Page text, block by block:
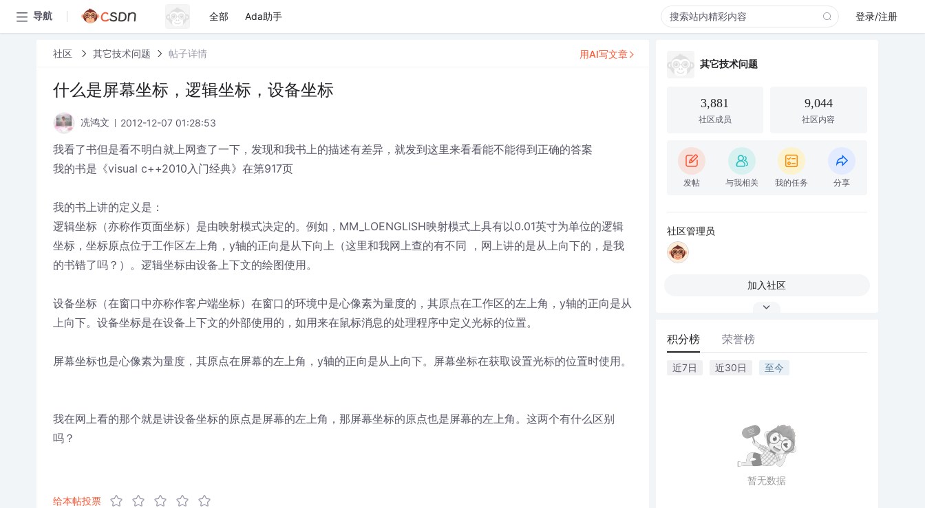
导航 全部 Ada助手 登录/注册
社区 其它技术问题 帖子详情
什么是屏幕坐标，逻辑坐标，设备坐标
冼鸿文 2012-12-07 01:28:53
我看了书但是看不明白就上网查了一下，发现和我书上的描述有差异，就发到这里来看看能不能得到正确的答案
我的书是《visual c++2010入门经典》在第917页
我的书上讲的定义是：
逻辑坐标（亦称作页面坐标）是由映射模式决定的。例如，MM_LOENGLISH映射模式上具有以0.01英寸为单位的逻辑
坐标，坐标原点位于工作区左上角，y轴的正向是从下向上（这里和我网上查的有不同 ，网上讲的是从上向下的，是我
的书错了吗？）。逻辑坐标由设备上下文的绘图使用。
设备坐标（在窗口中亦称作客户端坐标）在窗口的环境中是心像素为量度的，其原点在工作区的左上角，y轴的正向是从
上向下。设备坐标是在设备上下文的外部使用的，如用来在鼠标消息的处理程序中定义光标的位置。
屏幕坐标也是心像素为量度，其原点在屏幕的左上角，y轴的正向是从上向下。屏幕坐标在获取设置光标的位置时使用。
我在网上看的那个就是讲设备坐标的原点是屏幕的左上角，那屏幕坐标的原点也是屏幕的左上角。这两个有什么区别
吗？
给本帖投票
用AI写文章
其它技术问题
3,881
社区成员
9,044
社区内容
发帖 与我相关 我的任务 分享
社区管理员
加入社区
积分榜 荣誉榜
近7日 近30日 至今
暂无数据